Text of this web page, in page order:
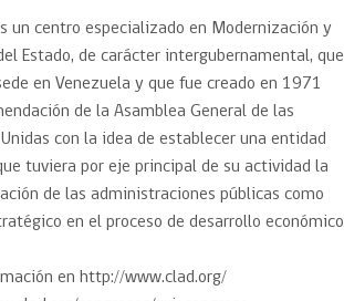
un centro especializado en Modernización y
Estado, de carácter intergubernamental, que
en Venezuela y que fue creado en 1971
de la Asamblea General de las
Unidas con la idea de establecer una entidad
tuviera por eje principal de su actividad la
de las administraciones públicas como
en el proceso de desarrollo económico
en http://www.clad.org/